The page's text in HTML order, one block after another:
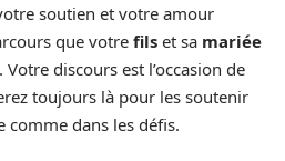
soutien et votre amour
que votre fils et sa mariée
discours est l’occasion de
toujours là pour les soutenir
comme dans les défis.